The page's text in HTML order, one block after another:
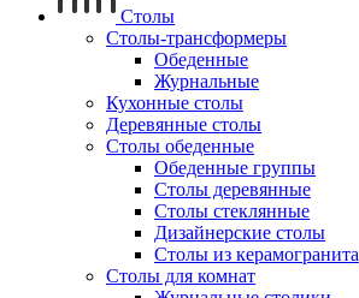
Столы
Столы-трансформеры
Обеденные
Журнальные
Кухонные столы
Деревянные столы
Столы обеденные
Обеденные группы
Столы деревянные
Столы стеклянные
Дизайнерские столы
Столы из керамогранита
Столы для комнат